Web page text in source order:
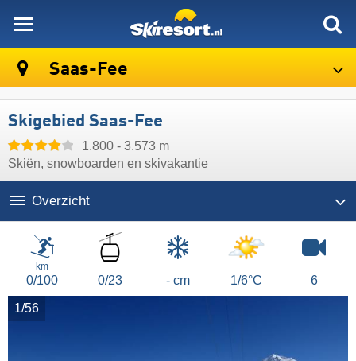
Saas-Fee
Skigebied Saas-Fee
1.800 - 3.573 m
Skiën, snowboarden en skivakantie
Overzicht
km
0/100
Liften
0/23 - cm 1/6°C 6
1/56